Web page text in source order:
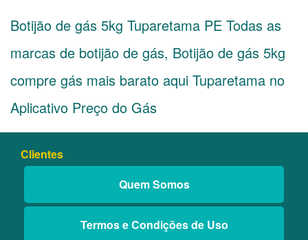
Botijão de gás 5kg Tuparetama PE Todas as
marcas de botijão de gás, Botijão de gás 5kg
compre gás mais barato aqui Tuparetama no
Aplicativo Preço do Gás
Clientes
Quem Somos
Termos e Condições de Uso